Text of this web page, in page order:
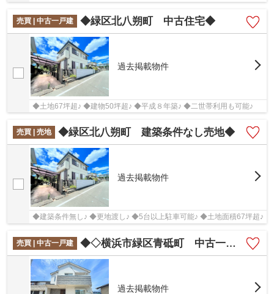
売買 | 中古一戸建 ◆緑区北八朔町 中古住宅◆
過去掲載物件
◆土地67坪超♪ ◆建物50坪超♪ ◆平成８年築♪ ◆二世帯利用も可能♪
売買 | 売地 ◆緑区北八朔町 建築条件なし売地◆
過去掲載物件
◆建築条件無し♪ ◆更地渡し♪ ◆5台以上駐車可能♪ ◆土地面積67坪超♪
売買 | 中古一戸建 ◆◇横浜市緑区青砥町 中古一戸建て◇◆
過去掲載物件